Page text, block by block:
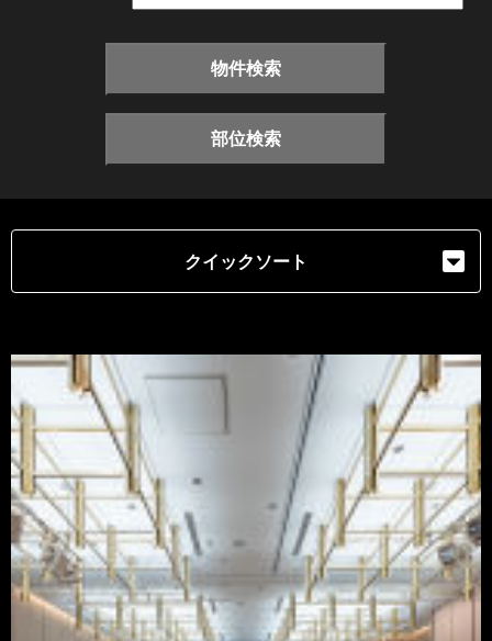
物件検索
部位検索
クイックソート